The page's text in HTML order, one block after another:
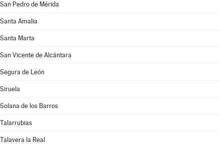
San Pedro de Mérida
Santa Amalia
Santa Marta
San Vicente de Alcántara
Segura de León
Siruela
Solana de los Barros
Talarrubias
Talavera la Real